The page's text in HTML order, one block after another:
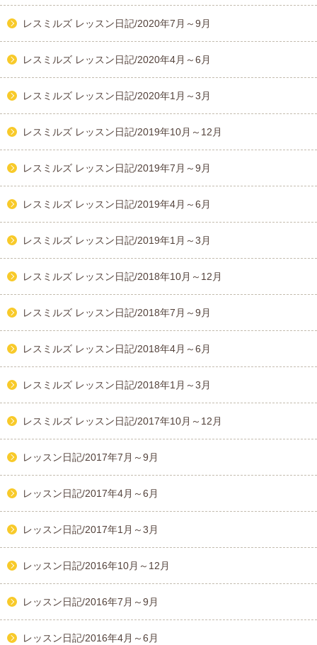
レスミルズ レッスン日記/2020年7月～9月
レスミルズ レッスン日記/2020年4月～6月
レスミルズ レッスン日記/2020年1月～3月
レスミルズ レッスン日記/2019年10月～12月
レスミルズ レッスン日記/2019年7月～9月
レスミルズ レッスン日記/2019年4月～6月
レスミルズ レッスン日記/2019年1月～3月
レスミルズ レッスン日記/2018年10月～12月
レスミルズ レッスン日記/2018年7月～9月
レスミルズ レッスン日記/2018年4月～6月
レスミルズ レッスン日記/2018年1月～3月
レスミルズ レッスン日記/2017年10月～12月
レッスン日記/2017年7月～9月
レッスン日記/2017年4月～6月
レッスン日記/2017年1月～3月
レッスン日記/2016年10月～12月
レッスン日記/2016年7月～9月
レッスン日記/2016年4月～6月